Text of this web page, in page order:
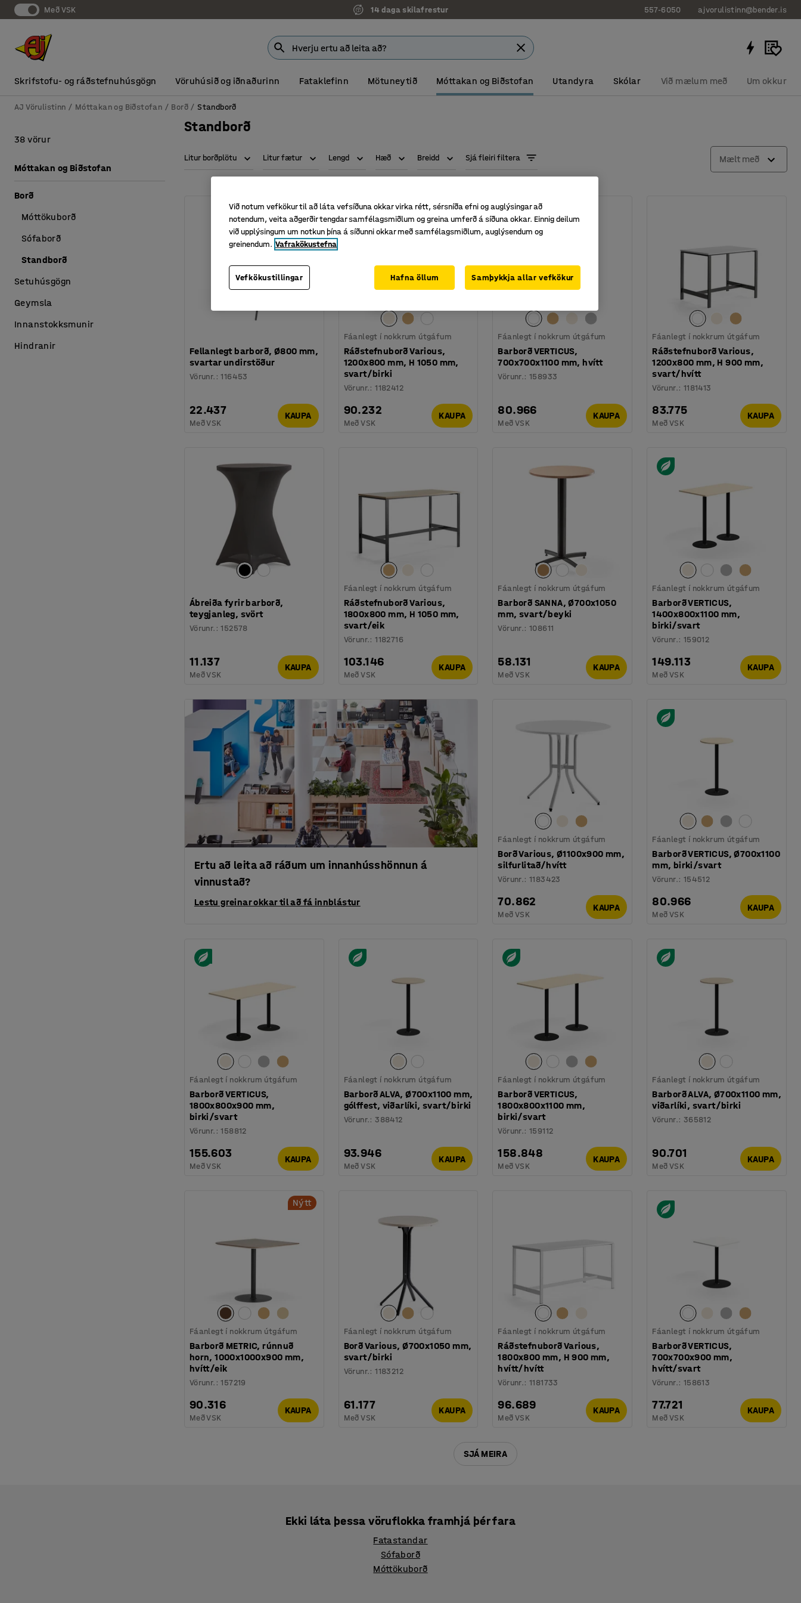
Með VSK 14 daga skilafrestur 557-6050 ajvorulistinn@bender.is
Skrifstofu- og ráðstefnuhúsgögn Vöruhúsið og iðnaðurinn Fataklefinn Mötuneytið Móttakan og Biðstofan Utandyra Skólar Við mælum með Um okkur
AJ Vörulistinn Móttakan og Biðstofan Borð Standborð
Standborð
Litur borðplötu Litur fætur Lengd Hæð Breidd Sjá fleiri filtera Mælt með
Fellanlegt barborð, Ø800 mm,
svartar undirstöður
Vörunr. :116453
22.437
Með VSK
KAUPA
Fáanlegt í nokkrum útgáfum
Ráðstefnuborð Various,
1200x800 mm, H 1050 mm,
svart/birki
Vörunr.:1182412
90.232
Með VSK
KAUPA
Fáanlegt í nokkrum útgáfum
Barborð VERTICUS,
700x700x1100 mm, hvítt
Vörunr.:158933
80.966
Með VSK
KAUPA
Fáanlegt í nokkrum útgáfum
Ráðstefnuborð Various,
1200x800 mm, H 900 mm,
svart/hvítt
Vörunr.: 1181413
83.775
Með VSK
KAUPA
Ábreiða fyrir barborð,
teygjanleg, svört
Vörunr. :152578
11.137
Með VSK
KAUPA
Fáanlegt í nokkrum útgáfum
Ráðstefnuborð Various,
1800x800 mm, H 1050 mm,
svart/eik
Vörunr.:1182716
103.146
Með VSK
KAUPA
Fáanlegt í nokkrum útgáfum
Barborð SANNA, Ø700x1050
mm, svart/beyki
Vörunr.:108611
58.131
Með VSK
KAUPA
Fáanlegt í nokkrum útgáfum
Barborð VERTICUS,
1400x800x1100 mm,
birki/svart
Vörunr.: 159012
149.113
Með VSK
KAUPA
Ertu að leita að ráðum um innanhússhönnun á
vinnustað?
Lestu greinar okkar til að fá innblástur
Fáanlegt í nokkrum útgáfum
Borð Various, Ø1100x900 mm,
silfurlitað/hvítt
Vörunr.:1183423
70.862
Með VSK
KAUPA
Fáanlegt í nokkrum útgáfum
Barborð VERTICUS, Ø700x1100
mm, birki/svart
Vörunr.: 154512
80.966
Með VSK
KAUPA
Fáanlegt í nokkrum útgáfum
Barborð VERTICUS,
1800x800x900 mm,
birki/svart
Vörunr. :158812
155.603
Með VSK
KAUPA
Fáanlegt í nokkrum útgáfum
Barborð ALVA, Ø700x1100 mm,
gólffest, viðarlíki, svart/birki
Vörunr.:388412
93.946
Með VSK
KAUPA
Fáanlegt í nokkrum útgáfum
Barborð VERTICUS,
1800x800x1100 mm,
birki/svart
Vörunr.:159112
158.848
Með VSK
KAUPA
Fáanlegt í nokkrum útgáfum
Barborð ALVA, Ø700x1100 mm,
viðarlíki, svart/birki
Vörunr.: 365812
90.701
Með VSK
KAUPA
Nýtt
Fáanlegt í nokkrum útgáfum
Barborð METRIC, rúnnuð
horn, 1000x1000x900 mm,
hvítt/eik
Vörunr. :157219
90.316
Með VSK
KAUPA
Fáanlegt í nokkrum útgáfum
Borð Various, Ø700x1050 mm,
svart/birki
Vörunr.:1183212
61.177
Með VSK
KAUPA
Fáanlegt í nokkrum útgáfum
Ráðstefnuborð Various,
1800x800 mm, H 900 mm,
hvítt/hvítt
Vörunr.:1181733
96.689
Með VSK
KAUPA
Fáanlegt í nokkrum útgáfum
Barborð VERTICUS,
700x700x900 mm,
hvítt/svart
Vörunr.: 158613
77.721
Með VSK
KAUPA
SJÁ MEIRA
38 vörur
Móttakan og Biðstofan
Borð
Móttökuborð
Sófaborð
Standborð
Setuhúsgögn
Geymsla
Innanstokksmunir
Hindranir
Ekki láta þessa vöruflokka framhjá þér fara
Fatastandar
Sófaborð
Móttökuborð
Við notum vefkökur til að láta vefsíðuna okkar virka rétt, sérsníða efni og auglýsingar að
notendum, veita aðgerðir tengdar samfélagsmiðlum og greina umferð á síðuna okkar. Einnig deilum
við upplýsingum um notkun þína á síðunni okkar með samfélagsmiðlum, auglýsendum og
greinendum. Vafrakökustefna
Vefkökustillingar Hafna öllum Samþykkja allar vefkökur